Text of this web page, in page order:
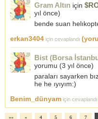
Gram Altın için
yıl önce)
bende suan
erkan3404 için cevaplandı
Bist (Borsa
yorumu (3 yıl önce)
paraları sayarken
he he ıyıyım:)
Benim_dünyam için cevaplandı
«« « 4 5 6 7